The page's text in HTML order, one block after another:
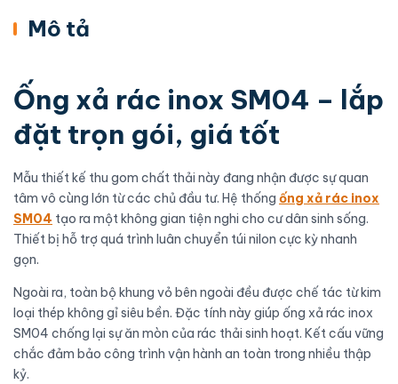
Mô tả
Ống xả rác inox SM04 – lắp
đặt trọn gói, giá tốt
Mẫu thiết kế thu gom chất thải này đang nhận được sự quan
tâm vô cùng lớn từ các chủ đầu tư. Hệ thống ống xả rác inox
SM04 tạo ra một không gian tiện nghi cho cư dân sinh sống.
Thiết bị hỗ trợ quá trình luân chuyển túi nilon cực kỳ nhanh
gọn.
Ngoài ra, toàn bộ khung vỏ bên ngoài đều được chế tác từ kim
loại thép không gỉ siêu bền. Đặc tính này giúp ống xả rác inox
SM04 chống lại sự ăn mòn của rác thải sinh hoạt. Kết cấu vững
chắc đảm bảo công trình vận hành an toàn trong nhiều thập
kỷ.